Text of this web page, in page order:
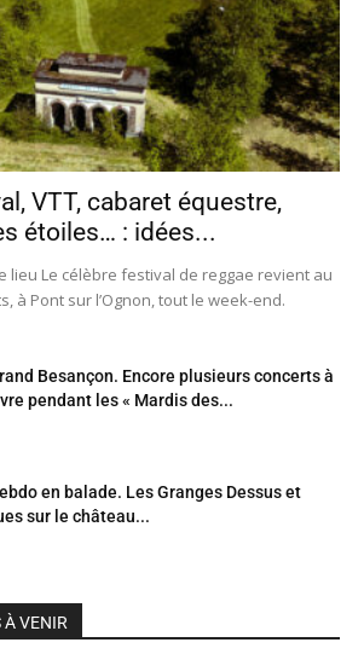
VTT, cabaret équestre,
étoiles… : idées...
lieu Le célèbre festival de reggae revient au
à Pont sur l’Ognon, tout le week-end.
Besançon. Encore plusieurs concerts à
pendant les « Mardis des...
en balade. Les Granges Dessus et
sur le château...
À VENIR